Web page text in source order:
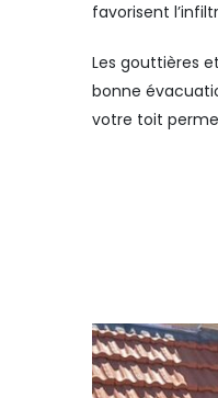
favorisent
Les gouttières
bonne
votre toit